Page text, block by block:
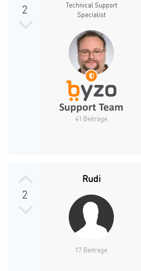
2
Technical Support
Specialist
41 Beiträge
2
Rudi
17 Beiträge